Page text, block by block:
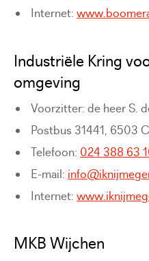
Internet:
Industriële Kring
omgeving
Voorzitter: de heer S.
Postbus 31441, 6503
Telefoon: 024 388 63
E-mail:
Internet:
MKB Wijchen